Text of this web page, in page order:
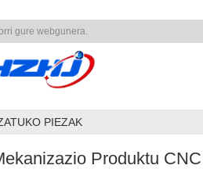
gure webgunera.
PIEZAK
Produktu CNC